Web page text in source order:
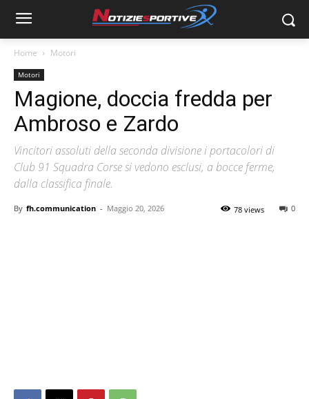
Home Motori
Motori
Magione, doccia fredda per
Ambroso e Zardo
Vincitori assoluti della seconda divisione i portacolori di
Club 91 Squadra Corse si vedono esclusi, a bocce ferme,
dalla classifica finale.
By fh.communication - Maggio 20, 2026 0
78 views